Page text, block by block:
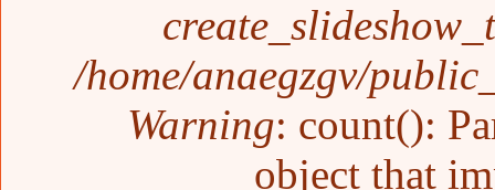
/home/anaegzgv/
Warning: count():
object that